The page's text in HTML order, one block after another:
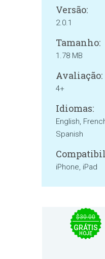
Versão:
2.0.1
Tamanho:
1.78 MB
Avaliação:
4+
Idiomas:
English,
Spanish
iPhone, iPad
$30.00
GRÁTIS
HOJE